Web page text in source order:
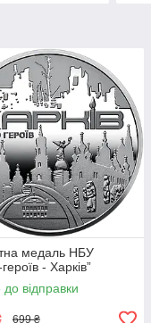
медаль НБУ
- Харків”
до відправки
699 ₴